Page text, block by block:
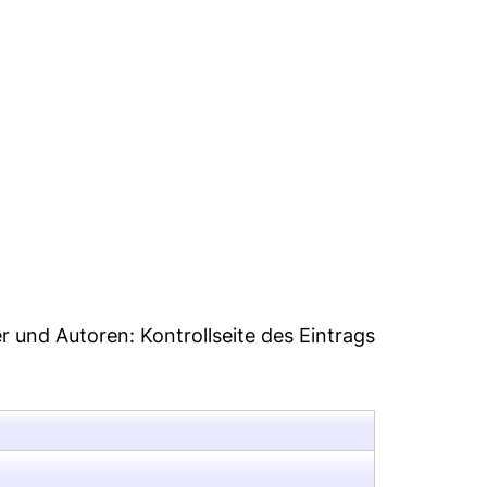
und Autoren: Kontrollseite des Eintrags